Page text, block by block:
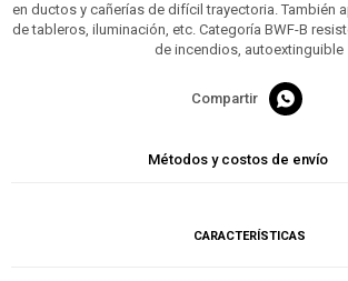
en ductos y cañerías de difícil trayectoria. También
de tableros, iluminación, etc. Categoría BWF-B
de incendios, autoextinguible

Métodos y costos de envío
CARACTERÍSTICAS